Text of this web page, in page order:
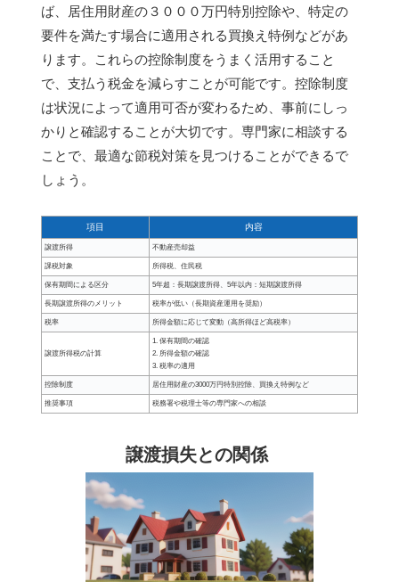
ば、居住用財産の３０００万円特別控除や、特定の
要件を満たす場合に適用される買換え特例などがあ
ります。これらの控除制度をうまく活用すること
で、支払う税金を減らすことが可能です。控除制度
は状況によって適用可否が変わるため、事前にしっ
かりと確認することが大切です。専門家に相談する
ことで、最適な節税対策を見つけることができるで
しょう。
項目 内容
譲渡所得 不動産売却益
課税対象 所得税、住民税
保有期間による区分 5年超：長期譲渡所得、5年以内：短期譲渡所得
長期譲渡所得のメリット 税率が低い（長期資産運用を奨励）
税率 所得金額に応じて変動（高所得ほど高税率）
譲渡所得税の計算
1. 保有期間の確認
2. 所得金額の確認
3. 税率の適用
控除制度 居住用財産の3000万円特別控除、買換え特例など
推奨事項 税務署や税理士等の専門家への相談
譲渡損失との関係